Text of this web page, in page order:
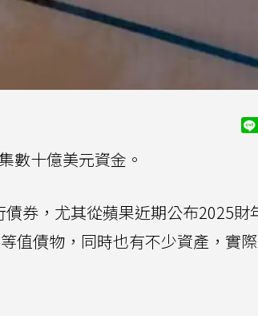
數十億美元資金。
券，尤其從蘋果近期公布2025財
值債物，同時也有不少資產，實